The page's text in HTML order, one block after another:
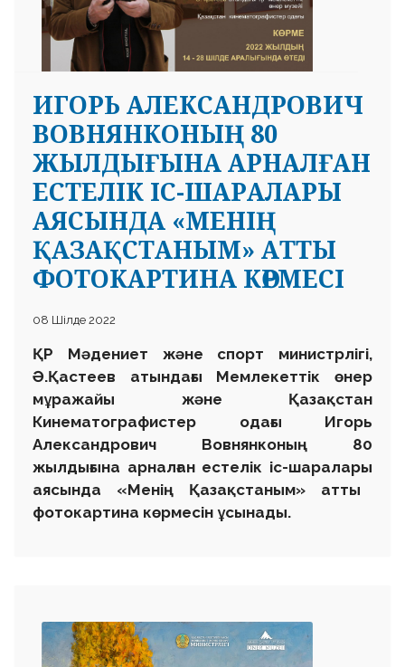
ИГОРЬ АЛЕКСАНДРОВИЧ
ВОВНЯНКОНЫҢ 80
ЖЫЛДЫҒЫНА АРНАЛҒАН
ЕСТЕЛІК ІС-ШАРАЛАРЫ
АЯСЫНДА «МЕНІҢ
ҚАЗАҚСТАНЫМ» АТТЫ
ФОТОКАРТИНА КӨРМЕСІ
08 Шілде 2022
ҚР Мәдениет және спорт министрлігі,
Ә.Қастеев атындағы Мемлекеттік өнер
мұражайы және Қазақстан
Кинематографистер одағы Игорь
Александрович Вовнянконың 80
жылдығына арналған естелік іс-шаралары
аясында «Менің Қазақстаным» атты
фотокартина көрмесін ұсынады.